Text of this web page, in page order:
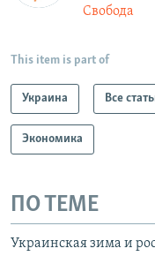
Свобода
This item is part of
Украина Все
Экономика
ПО ТЕМЕ
Украинская зима и